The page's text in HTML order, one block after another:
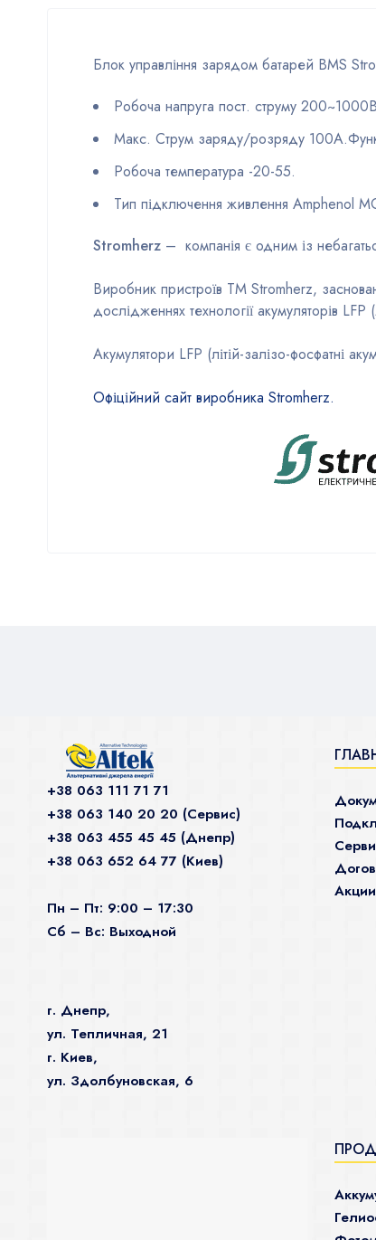
Блок управління зарядом батарей BMS
Робоча напруга пост. струму 200~1000B
Макс. Струм заряду/розряду
Робоча температура -20-55.
Тип підключення живлення Amphenol
Stromherz – компанія є одним із
Виробник пристроїв TM Stromherz,
дослідженнях технології акумуляторів LFP
Акумулятори LFP (літій-залізо-фосфатні
Офіційний сайт виробника Stromherz.
+38 063 111 71 71
+38 063 140 20 20 (Сервис)
+38 063 455 45 45 (Днепр)
+38 063 652 64 77 (Киев)
Пн – Пт: 9:00 – 17:30
Сб – Вс: Выходной
г. Днепр,
ул. Тепличная, 21
г. Киев,
ул. Здолбуновская, 6
Акции